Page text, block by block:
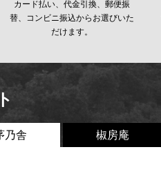
カード払い、代金引換、郵便振
替、コンビニ振込からお選びいた
だけます。
乃舎 椒房庵